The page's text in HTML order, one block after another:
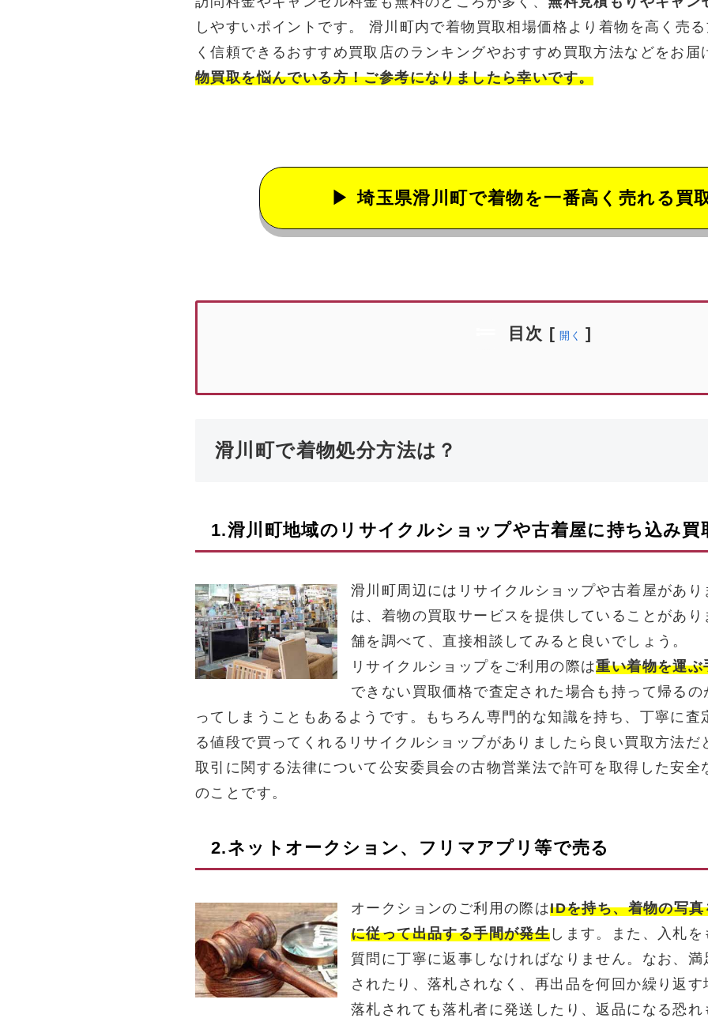
しやすいポイントです。 滑川町内で着物買取相場価格より着物を高く売
く信頼できるおすすめ買取店のランキングやおすすめ買取方法などをお届
物買取を悩んでいる方！ご参考になりましたら幸いです。
埼玉県滑川町で着物を一番高く売れる買
目次 [ 開く ]
滑川町で着物処分方法は？
1.滑川町地域のリサイクルショップや古着屋に持ち込み買
滑川町周辺にはリサイクルショップや古着屋があ
は、着物の買取サービスを提供していることがあ
舗を調べて、直接相談してみると良いでしょう。
リサイクルショップをご利用の際は重い着物を運
できない買取価格で査定された場合も持って帰る
ってしまうこともあるようです。もちろん専門的な知識を持ち、丁寧に査
る値段で買ってくれるリサイクルショップがありましたら良い買取方法
取引に関する法律について公安委員会の古物営業法で許可を取得した安全
のことです。
2.ネットオークション、フリマアプリ等で売る
オークションのご利用の際はIDを持ち、着物の写
に従って出品する手間が発生 します。また、入札
質問に丁寧に返事しなければなりません。なお、
されたり、落札されなく、再出品を何回か繰り返
落札されても落札者に発送したり、返品になる恐